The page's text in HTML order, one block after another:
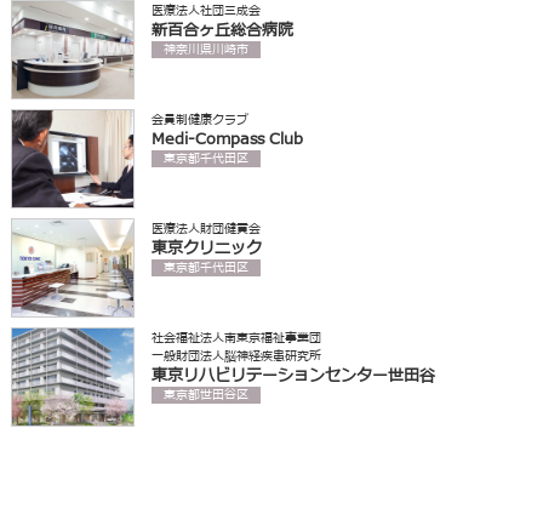
医療法人社団三成会
新百合ヶ丘総合病院
神奈川県川崎市
会員制健康クラブ
Medi-Compass Club
東京都千代田区
医療法人財団健貢会
東京クリニック
東京都千代田区
社会福祉法人南東京福祉事業団
一般財団法人脳神経疾患研究所
東京リハビリテーションセンター世田谷
東京都世田谷区